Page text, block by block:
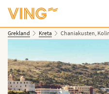
Grekland Kreta Chaniakusten,